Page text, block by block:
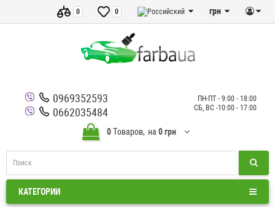
грн
0
0
0969352593
0662035484
ПН-ПТ - 9:00 - 18:00
СБ, ВС -10:00 - 17:00
0Tоваров, на 0 грн
КАТЕГОРИИ